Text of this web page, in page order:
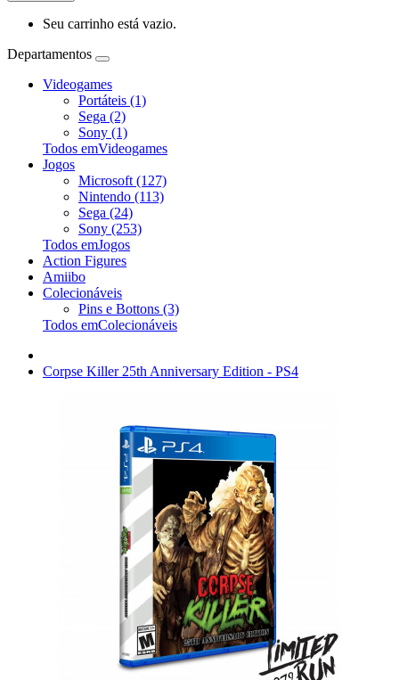
Seu carrinho está vazio.
Departamentos
Videogames
Portáteis (1)
Sega (2)
Sony (1)
Todos emVideogames
Jogos
Microsoft (127)
Nintendo (113)
Sega (24)
Sony (253)
Todos emJogos
Action Figures
Amiibo
Colecionáveis
Pins e Bottons (3)
Todos emColecionáveis
Corpse Killer 25th Anniversary Edition - PS4